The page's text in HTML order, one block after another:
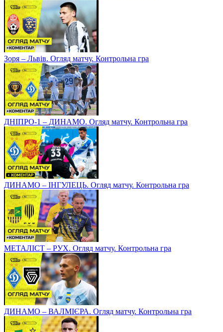
Зоря – Львів. Огляд матчу. Контрольна гра
ДНІПРО-1 – ДИНАМО. Огляд матчу. Контрольна гра
ДИНАМО – ІНГУЛЕЦЬ. Огляд матчу. Контрольна гра
МЕТАЛІСТ – РУХ. Огляд матчу. Контрольна гра
ДИНАМО – ВАЛМІЄРА. Огляд матчу. Контрольна гра